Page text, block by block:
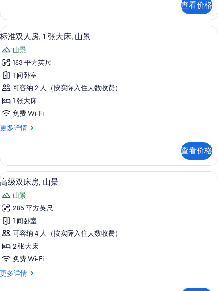
床
房
的
所
有
照
片
房
或
双
房
更
多
信
息
查看价格
显
示
标
准
双
人
房,
张
床,
山
景
的
所
有
照
片
4
标准双人房, 1 张大床, 山景
山景
183 平方英尺
1 间卧室
可容纳 2 人（按实际入住人数收费）
1 张大床
免费 Wi-Fi
更多详情
标
房,
张
床,
山
景
更
多
信
息
查看价格
显
示
高
级
双
床
房,
景
5
高级双床房, 山景
山景
285 平方英尺
1 间卧室
可容纳 4 人（按实际入住人数收费）
2 张大床
免费 Wi-Fi
更多详情
高